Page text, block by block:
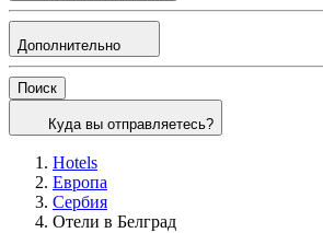
Дополнительно
Поиск
Куда вы отправляетесь?
Hotels
Европа
Сербия
Отели в Белград